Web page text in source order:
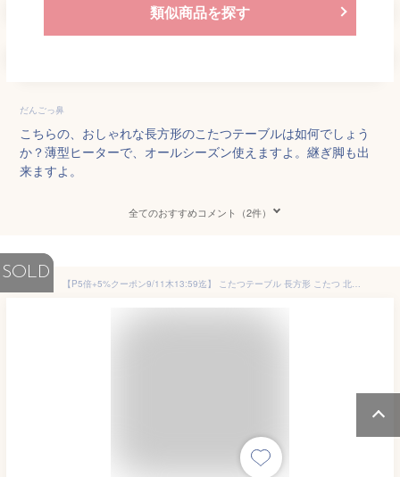
類似商品を探す
だんごっ鼻
こちらの、おしゃれな長方形のこたつテーブルは如何でしょう
か？薄型ヒーターで、オールシーズン使えますよ。継ぎ脚も出
来ますよ。
全てのおすすめコメント（2件）
SOLD
【P5倍+5%クーポン9/11木13:59迄】 こたつテーブル 長方形 こたつ 北欧風 こたつ120幅 こたつ テーブル コタツ おしゃれ リビング センターテーブル ローテーブル 座卓 白 OAK こげ茶 薄型こたつヒーター 510W 石英管ヒーター メトロ 楽天 送料無料